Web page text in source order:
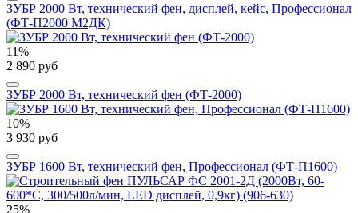
ЗУБР 2000 Вт, технический фен, дисплей, кейс, Профессионал
(ФТ-П2000 М2ДК)
11%
2 890 руб
ЗУБР 2000 Вт, технический фен (ФТ-2000)
10%
3 930 руб
ЗУБР 1600 Вт, технический фен, Профессионал (ФТ-П1600)
25%